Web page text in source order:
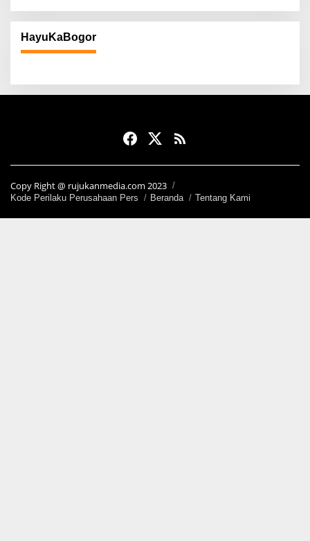
HayuKaBogor
Copy Right @ rujukanmedia.com 2023
Kode Perilaku Perusahaan Pers Beranda Tentang Kami